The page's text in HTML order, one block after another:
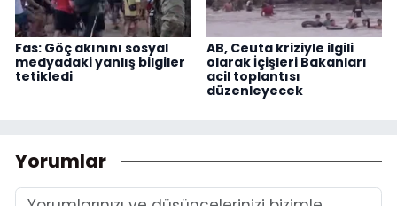
Fas: Göç akınını sosyal
medyadaki yanlış bilgiler
tetikledi
AB, Ceuta kriziyle ilgili
olarak İçişleri Bakanları
acil toplantısı
düzenleyecek
Yorumlar